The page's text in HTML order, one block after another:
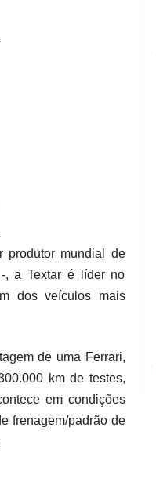
produtor mundial de
, a Textar é líder no
dos veículos mais
de uma Ferrari,
km de testes,
em condições
frenagem/padrão de